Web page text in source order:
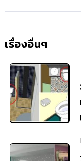
เรื่องอื่นๆ